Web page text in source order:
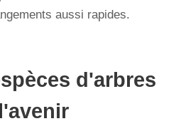
aussi rapides.
d'arbres